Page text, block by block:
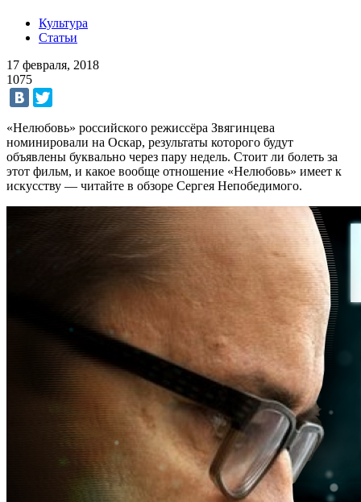
Культура
Статьи
17 февраля, 2018
1075
«Нелюбовь» российского режиссёра Звягинцева
номинировали на Оскар, результаты которого будут
объявлены буквально через пару недель. Стоит ли болеть за
этот фильм, и какое вообще отношение «Нелюбовь» имеет к
искусству — читайте в обзоре Сергея Непобедимого.